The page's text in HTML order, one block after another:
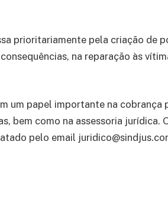
prioritariamente pela criação de
na reparação às
um papel importante na cobrança
bem como na assessoria jurídica.
pelo email